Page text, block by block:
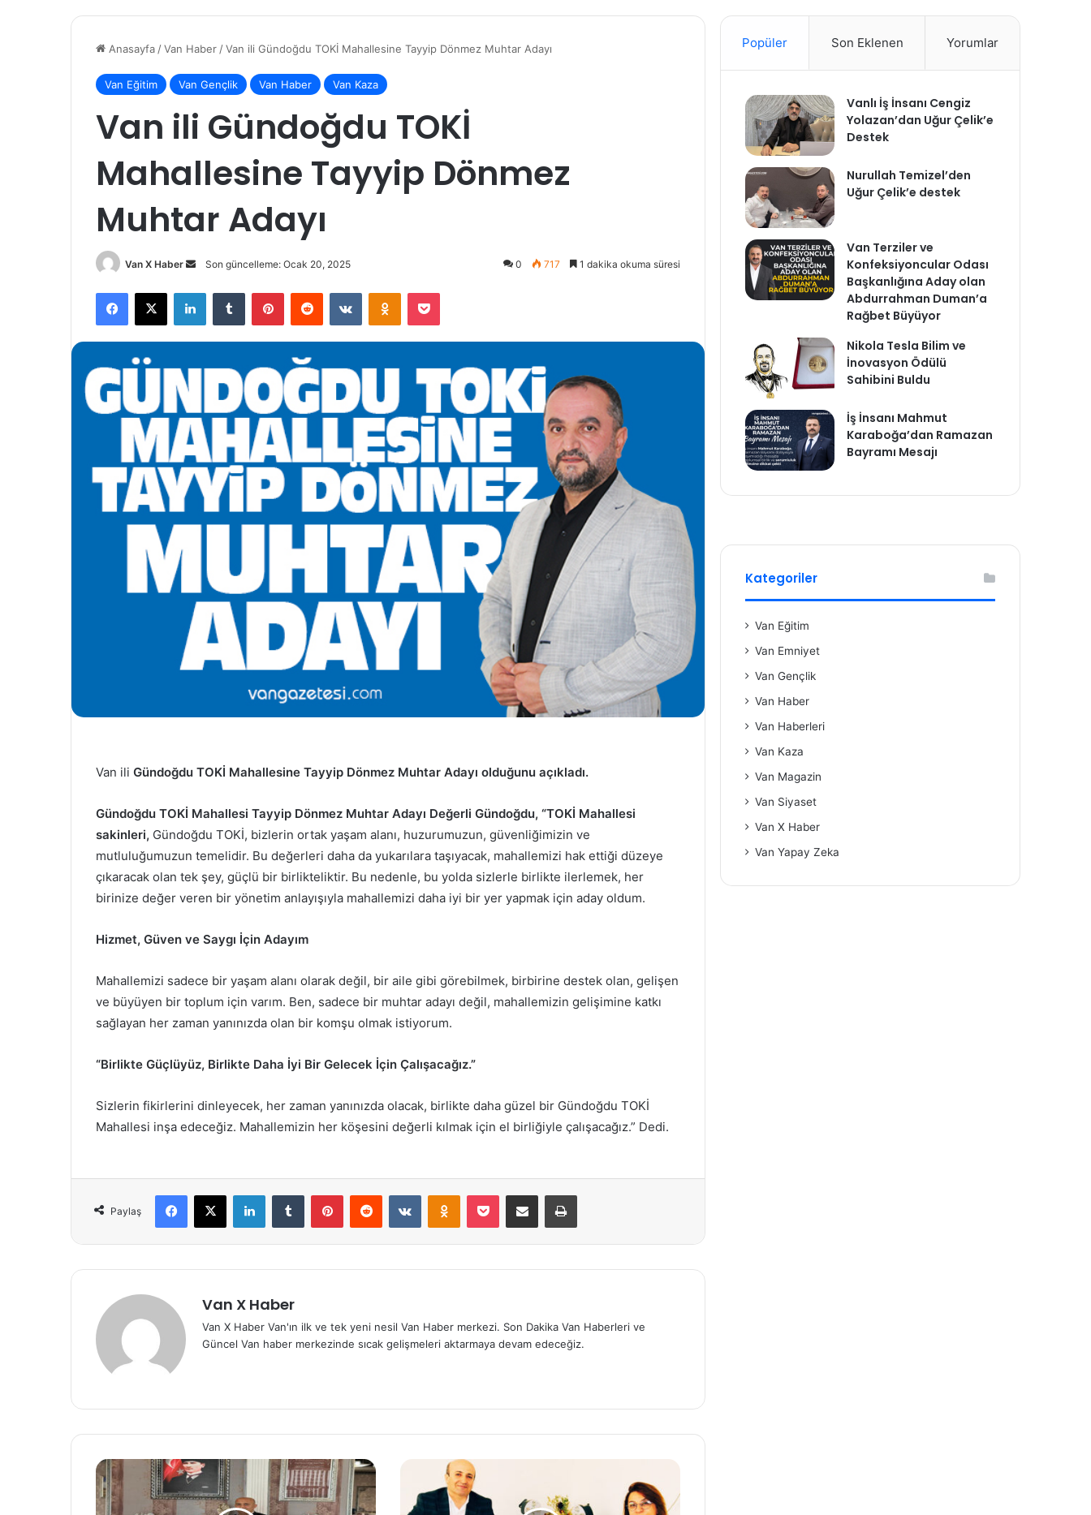
Anasayfa /Van Haber /Van ili Gündoğdu TOKİ Mahallesine Tayyip Dönmez Muhtar Adayı
Van Eğitim Van Gençlik Van Haber Van Kaza
Van ili Gündoğdu TOKİ
Mahallesine Tayyip Dönmez
Muhtar Adayı
Van X Haber
Bir
göndermek
Son güncelleme: Ocak 20, 2025 0 717 1 dakika okuma süresi
Facebook
X LinkedInTumblr PinterestReddit VKontakteOdnoklassniki
Pocket
Van ili Gündoğdu TOKİ Mahallesine Tayyip Dönmez Muhtar Adayı olduğunu açıkladı.
Gündoğdu TOKİ Mahallesi Tayyip Dönmez Muhtar Adayı Değerli Gündoğdu, “TOKİ Mahallesi
sakinleri, Gündoğdu TOKİ, bizlerin ortak yaşam alanı, huzurumuzun, güvenliğimizin ve
mutluluğumuzun temelidir. Bu değerleri daha da yukarılara taşıyacak, mahallemizi hak ettiği düzeye
çıkaracak olan tek şey, güçlü bir birlikteliktir. Bu nedenle, bu yolda sizlerle birlikte ilerlemek, her
birinize değer veren bir yönetim anlayışıyla mahallemizi daha iyi bir yer yapmak için aday oldum.
Hizmet, Güven ve Saygı İçin Adayım
Mahallemizi sadece bir yaşam alanı olarak değil, bir aile gibi görebilmek, birbirine destek olan, gelişen
ve büyüyen bir toplum için varım. Ben, sadece bir muhtar adayı değil, mahallemizin gelişimine katkı
sağlayan her zaman yanınızda olan bir komşu olmak istiyorum.
“Birlikte Güçlüyüz, Birlikte Daha İyi Bir Gelecek İçin Çalışacağız.”
Sizlerin fikirlerini dinleyecek, her zaman yanınızda olacak, birlikte daha güzel bir Gündoğdu TOKİ
Mahallesi inşa edeceğiz. Mahallemizin her köşesini değerli kılmak için el birliğiyle çalışacağız.” Dedi.
Paylaş
Facebook
X LinkedInTumblr PinterestReddit VKontakteOdnoklassniki
Pocket E-Posta ile paylaş Yazdır
Van X Haber
Van X Haber Van'ın ilk ve tek yeni nesil Van Haber merkezi. Son Dakika Van Haberleri ve
Güncel Van haber merkezinde sıcak gelişmeleri aktarmaya devam edeceğiz.
Popüler Son Eklenen Yorumlar
Vanlı İş İnsanı Cengiz
Yolazan’dan Uğur Çelik’e
Destek
Nurullah Temizel’den
Uğur Çelik’e destek
Van Terziler ve
Konfeksiyoncular Odası
Başkanlığına Aday olan
Abdurrahman Duman’a
Rağbet Büyüyor
Nikola Tesla Bilim ve
İnovasyon Ödülü
Sahibini Buldu
İş İnsanı Mahmut
Karaboğa’dan Ramazan
Bayramı Mesajı
Kategoriler
Van Eğitim
Van Emniyet
Van Gençlik
Van Haber
Van Haberleri
Van Kaza
Van Magazin
Van Siyaset
Van X Haber
Van Yapay Zeka